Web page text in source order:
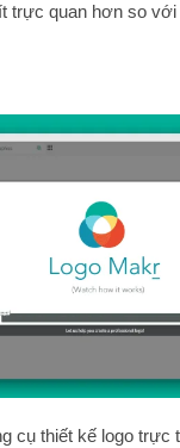
trực quan hơn so với
cụ thiết kế logo trực